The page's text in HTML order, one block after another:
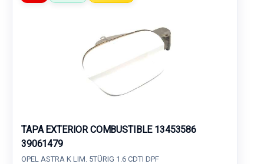
TAPA EXTERIOR COMBUSTIBLE 13453586
39061479
OPEL ASTRA K LIM. 5TÜRIG 1.6 CDTI DPF